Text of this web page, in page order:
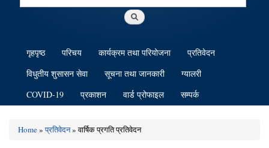
गृहपृष्ठ परिचय कार्यक्रम तथा परियोजना
प्रतिवेदन
विधुतीय शुसासन सेवा
सूचना तथा जानकारी
ग्यालरी
COVID-19
प्रकाशन वार्ड प्रोफाइल सम्पर्क
You are here
Home»प्रतिवेदन» वार्षिक प्रगति प्रतिवेदन